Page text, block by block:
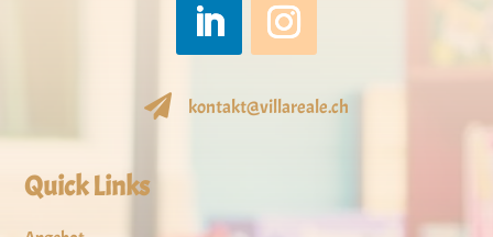
 kontakt@villareale.ch
Quick Links